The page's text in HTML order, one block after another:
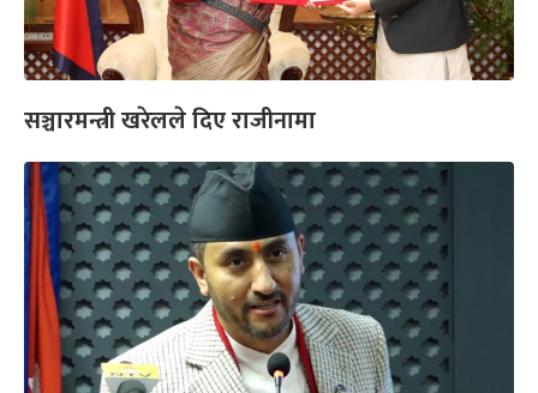
सञ्चारमन्त्री खरेलले दिए राजीनामा